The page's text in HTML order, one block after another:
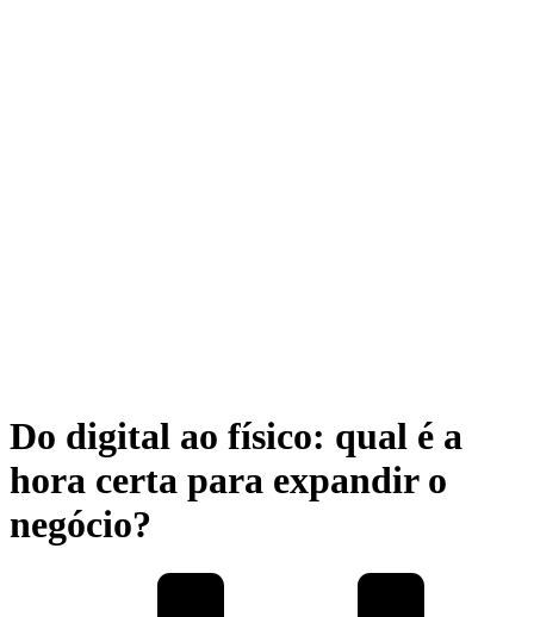
Do digital ao físico: qual é a
hora certa para expandir o
negócio?